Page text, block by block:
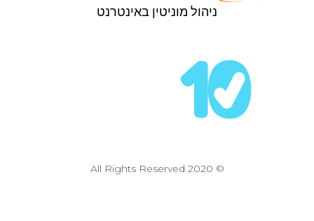
ניהול מוניטין באינטרנט
© All Rights Reserved 2020